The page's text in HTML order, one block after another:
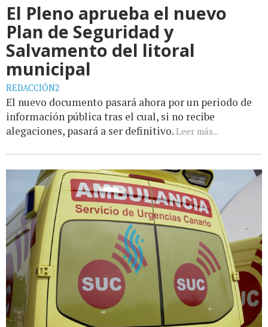
El Pleno aprueba el nuevo
Plan de Seguridad y
Salvamento del litoral
municipal
REDACCIÓN2
El nuevo documento pasará ahora por un periodo de
información pública tras el cual, si no recibe
alegaciones, pasará a ser definitivo. Leer más...